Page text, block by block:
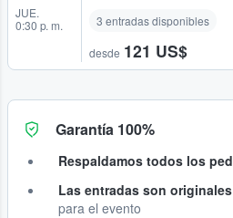
JUE.
0:30 p. m.
3 entradas disponibles
desde 121 US$
Garantía 100%
Respaldamos todos los
Las entradas son originales
para el evento